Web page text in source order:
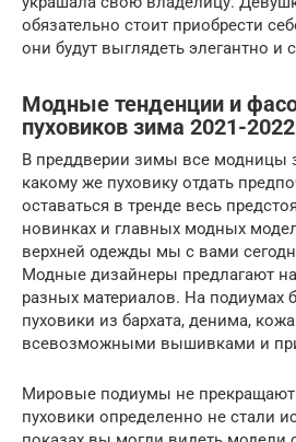
обязательно стоит приобрести
они будут выглядеть элегантно и
Модные тенденции и
пуховиков зима 2021-2022
В преддверии зимы все модницы
какому же пуховику отдать
оставаться в тренде весь
новинках и главных модных
верхней одежды мы с вами
Модные дизайнеры предлагают
разных материалов. На подиумах
пуховики из бархата, денима,
всевозможными вышивками и
Мировые подиумы не прекращают
пуховики определенно не стали